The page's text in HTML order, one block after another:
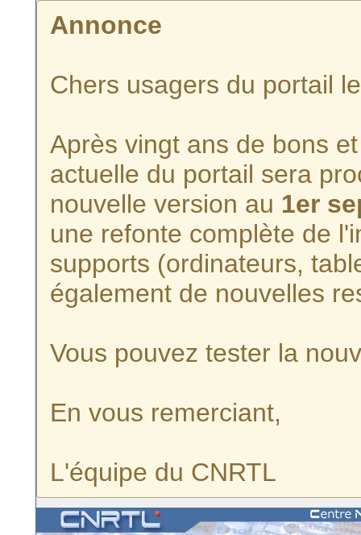
Annonce
Chers usagers du portail
Après vingt ans de bons
actuelle du portail sera
nouvelle version au 1er
une refonte complète de
supports (ordinateurs,
également de nouvelles
Vous pouvez tester la
En vous remerciant,
L'équipe du CNRTL